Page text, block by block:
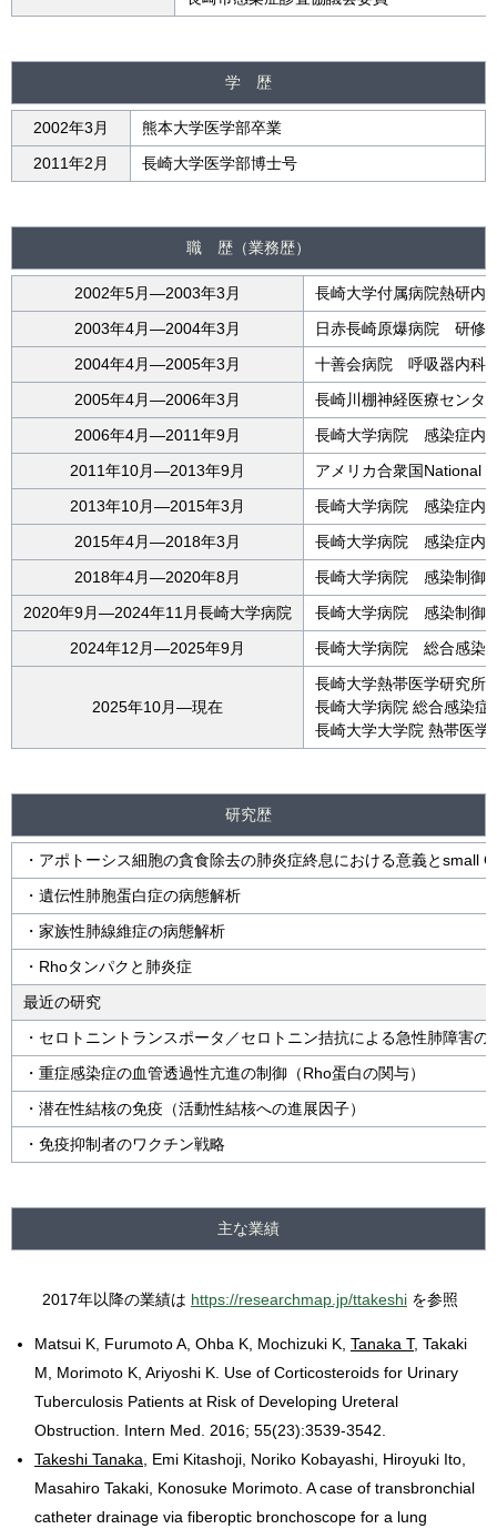
学 歴
2002年3月
熊本大学医学部卒業
2011年2月
長崎大学医学部博士号
職 歴（業務歴）
2002年5月―2003年3月
長崎大学付属病院熱研
2003年4月―2004年3月
日赤長崎原爆病院 研修
2004年4月―2005年3月
十善会病院 呼吸器内科
2005年4月―2006年3月
長崎川棚神経医療セン
2006年4月―2011年9月
長崎大学病院 感染症内
2011年10月―2013年9月
アメリカ合衆国National
2013年10月―2015年3月
長崎大学病院 感染症内
2015年4月―2018年3月
長崎大学病院 感染症内
2018年4月―2020年8月
長崎大学病院 感染制御
2020年9月―2024年11月長崎大学病院
長崎大学病院 感染制御
2024年12月―2025年9月
長崎大学病院 総合感染
2025年10月―現在
長崎大学熱帯医学研究
長崎大学病院 総合感染
長崎大学大学院 熱帯医
研究歴
・アポトーシス細胞の貪食除去の肺炎症終息における意義とsmall
・遺伝性肺胞蛋白症の病態解析
・家族性肺線維症の病態解析
・Rhoタンパクと肺炎症
最近の研究
・セロトニントランスポータ／セロトニン拮抗による急性肺障害
・重症感染症の血管透過性亢進の制御（Rho蛋白の関与）
・潜在性結核の免疫（活動性結核への進展因子）
・免疫抑制者のワクチン戦略
主な業績
2017年以降の業績は https://researchmap.jp/ttakeshi を参照
Matsui K, Furumoto A, Ohba K, Mochizuki K, Tanaka T, Takaki
M, Morimoto K, Ariyoshi K. Use of Corticosteroids for Urinary
Tuberculosis Patients at Risk of Developing Ureteral
Obstruction. Intern Med. 2016; 55(23):3539-3542.
Takeshi Tanaka, Emi Kitashoji, Noriko Kobayashi, Hiroyuki Ito,
Masahiro Takaki, Konosuke Morimoto. A case of transbronchial
catheter drainage via fiberoptic bronchoscope for a lung